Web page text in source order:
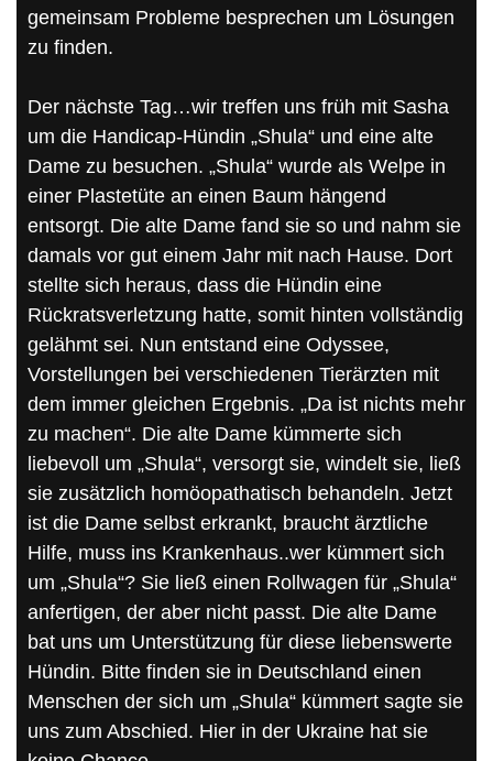
gemeinsam Probleme besprechen um Lösungen
zu finden.
Der nächste Tag…wir treffen uns früh mit Sasha
um die Handicap-Hündin „Shula“ und eine alte
Dame zu besuchen. „Shula“ wurde als Welpe in
einer Plastetüte an einen Baum hängend
entsorgt. Die alte Dame fand sie so und nahm sie
damals vor gut einem Jahr mit nach Hause. Dort
stellte sich heraus, dass die Hündin eine
Rückratsverletzung hatte, somit hinten vollständig
gelähmt sei. Nun entstand eine Odyssee,
Vorstellungen bei verschiedenen Tierärzten mit
dem immer gleichen Ergebnis. „Da ist nichts mehr
zu machen“. Die alte Dame kümmerte sich
liebevoll um „Shula“, versorgt sie, windelt sie, ließ
sie zusätzlich homöopathatisch behandeln. Jetzt
ist die Dame selbst erkrankt, braucht ärztliche
Hilfe, muss ins Krankenhaus..wer kümmert sich
um „Shula“? Sie ließ einen Rollwagen für „Shula“
anfertigen, der aber nicht passt. Die alte Dame
bat uns um Unterstützung für diese liebenswerte
Hündin. Bitte finden sie in Deutschland einen
Menschen der sich um „Shula“ kümmert sagte sie
uns zum Abschied. Hier in der Ukraine hat sie